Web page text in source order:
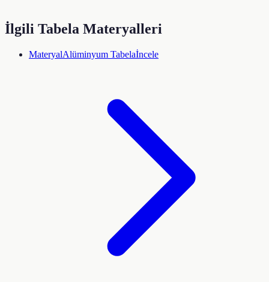
İlgili Tabela Materyalleri
MateryalAlüminyum Tabelaİncele